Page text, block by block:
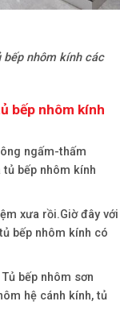
nhôm kính các
bếp nhôm kính
ngấm-thấm
bếp nhôm kính
xưa rồi.Giờ đây với
bếp nhôm kính có
bếp nhôm sơn
hệ cánh kính, tủ